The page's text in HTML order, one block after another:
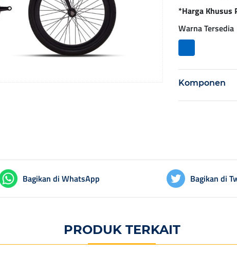
*Harga Khusus
Warna Tersedia
Komponen
Bagikan di WhatsApp Bagikan di
PRODUK TERKAIT